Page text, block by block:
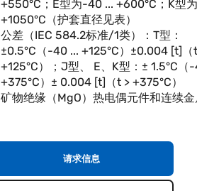
+550°C；E型为-40 ... +600°C；K型
+1050°C（护套直径见表）
公差（IEC 584.2标准/1类）：T型：
±0.5°C（-40 ... +125°C）±0.004 [t]（
+125°C）；J型、 E、K型：± 1.5°C（
+375°C）± 0.004 [t]（t > +375°C）
矿物绝缘（MgO）热电偶元件和连续
请求信息